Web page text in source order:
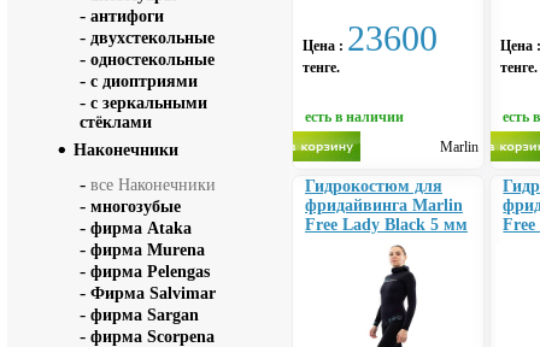
Цена : 23600
тенге.
есть в наличии
Marlin
Цена
тенге.
есть
Гидрокостюм для
фридайвинга Marlin
Free Lady Black 5 мм
- антифоги
- двухстекольные
- одностекольные
- с диоптриями
- с зеркальными
стёклами
Наконечники
- все Наконечники
- многозубые
- фирма Ataka
- фирма Murena
- фирма Pelengas
- Фирма Salvimar
- фирма Sargan
- фирма Scorpena